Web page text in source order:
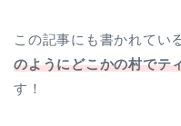
この記事にも書かれてい
のようにどこかの村でテ
す！